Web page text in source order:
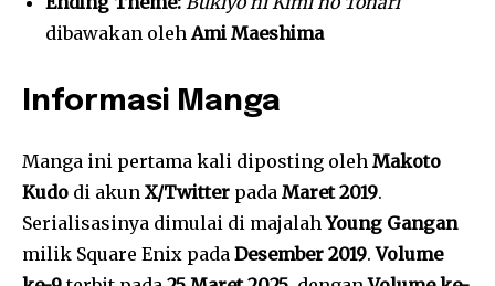
dibawakan olehAmi Maeshima
Informasi Manga
Manga ini pertama kali diposting oleh Makoto
Kudo di akun X/Twitter pada Maret 2019.
Serialisasinya dimulai di majalahYoung Gangan
milik Square Enix pada Desember 2019.Volume